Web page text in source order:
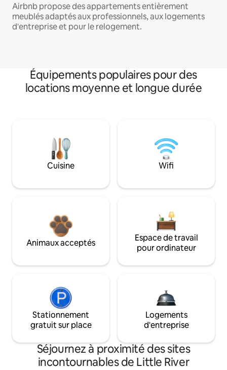
Airbnb propose des appartements entièrement
meublés adaptés aux professionnels, aux logements
d'entreprise et pour le relogement.
Équipements populaires pour des
locations moyenne et longue durée
Cuisine Wifi
Animaux acceptés
Espace de travail
pour ordinateur
Stationnement
gratuit sur place
Logements
d'entreprise
Séjournez à proximité des sites
incontournables de Little River